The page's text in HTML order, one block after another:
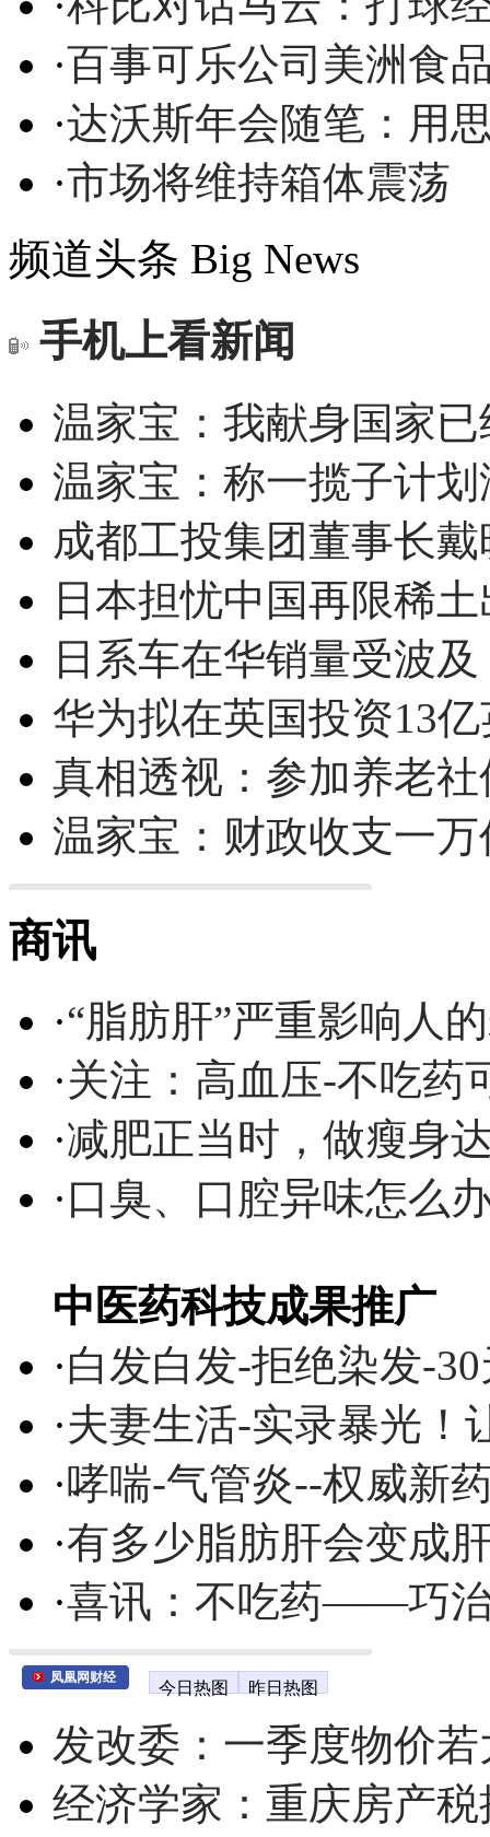
·百事可乐公司美洲食
·达沃斯年会随笔：用
·市场将维持箱体震荡
频道头条 Big News
手机上看新闻
温家宝：我献身国家
温家宝：称一揽子计
成都工投集团董事长
日本担忧中国再限稀
日系车在华销量受波
华为拟在英国投资13
真相透视：参加养老
温家宝：财政收支一
商讯
·“脂肪肝”严重影响人
·关注：高血压-不吃药
·减肥正当时，做瘦身
·口臭、口腔异味怎么
中医药科技成果推广
·白发白发-拒绝染发-
·夫妻生活-实录暴光！
·哮喘-气管炎--权威新
·有多少脂肪肝会变成
·喜讯：不吃药——巧
凤凰网财经
今日热图 昨日热图
发改委：一季度物价
经济学家：重庆房产